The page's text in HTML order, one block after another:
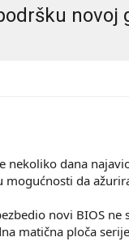
novoj
nekoliko dana
mogućnosti da
novi BIOS
matična ploča